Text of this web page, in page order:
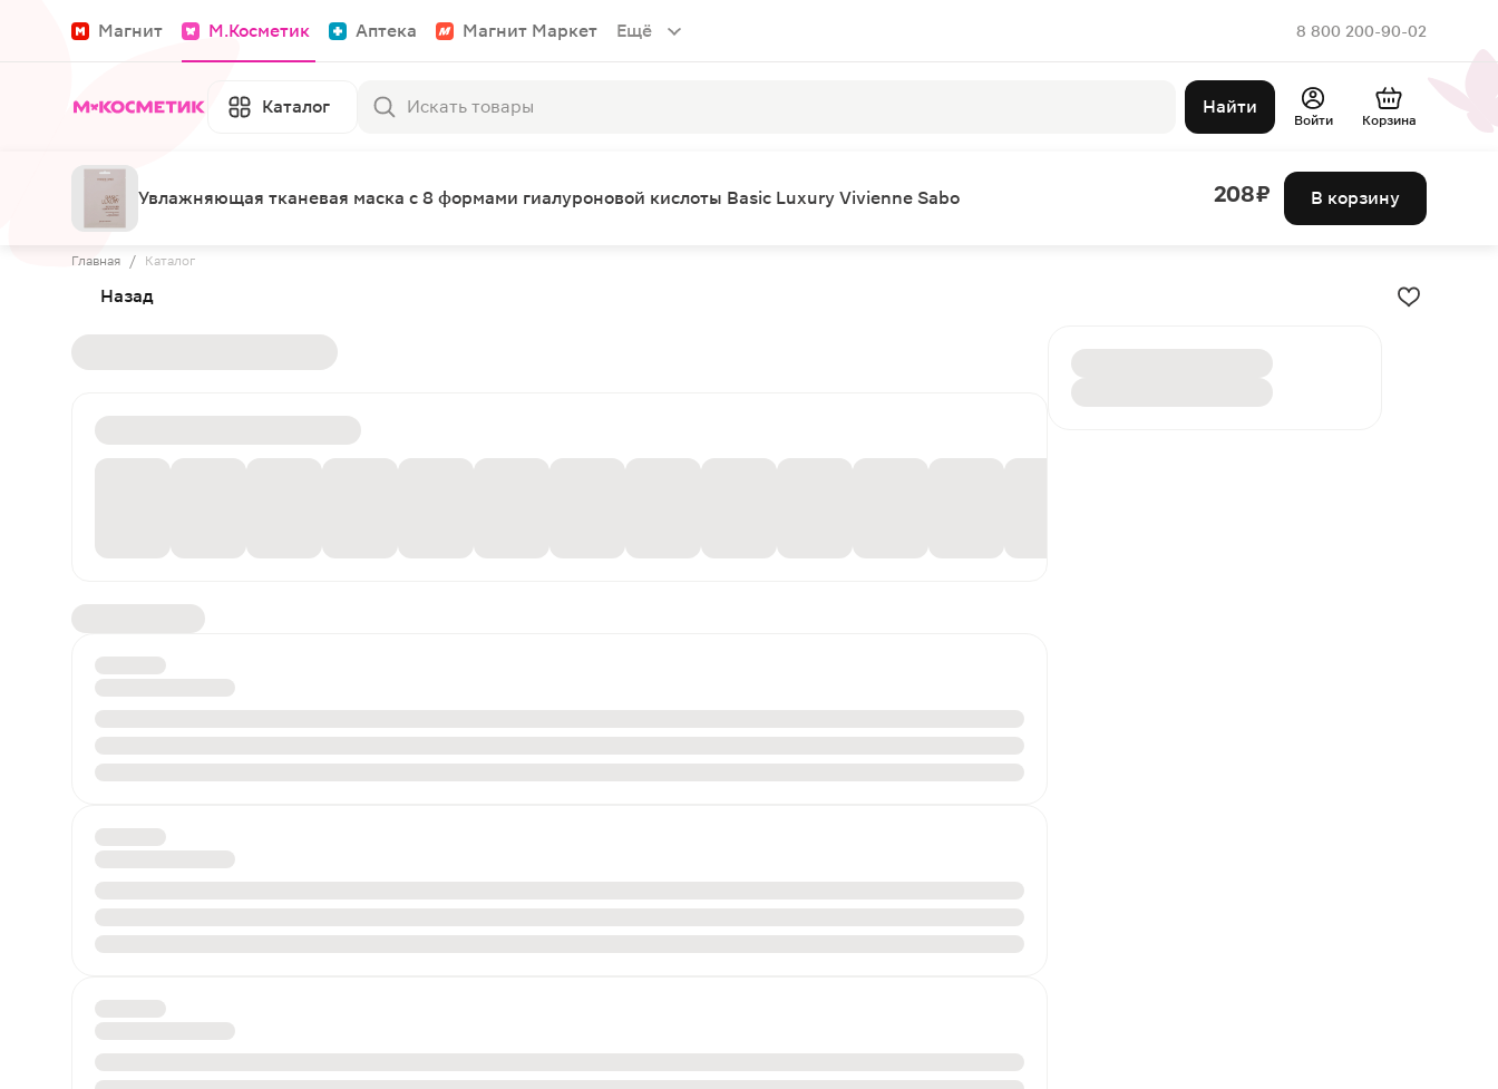
Магнит М.Косметик Аптека Магнит Маркет Ещё 8 800 200-90-02
Каталог Найти
Войти Корзина
Увлажняющая тканевая маска с 8 формами гиалуроновой кислоты Basic Luxury Vivienne Sabo 208 ₽ В корзину
Главная / Каталог
Назад